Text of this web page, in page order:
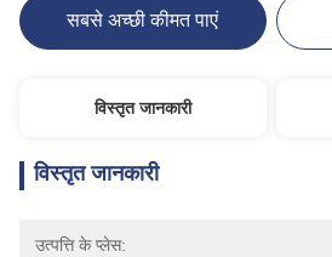
सबसे अच्छी कीमत पाएं
विस्तृत जानकारी
विस्तृत जानकारी
उत्पत्ति के प्लेस: